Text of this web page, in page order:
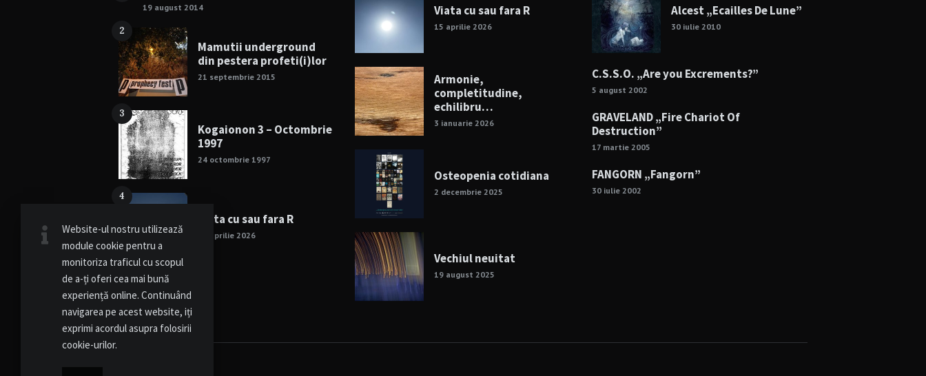
19 august 2014
2
Mamutii underground
din pestera profeti(i)lor
21 septembrie 2015
3
Kogaionon 3 – Octombrie
1997
24 octombrie 1997
4
Viata cu sau fara R
15 aprilie 2026
Viata cu sau fara R
15 aprilie 2026
Armonie,
completitudine,
echilibru…
3 ianuarie 2026
Osteopenia cotidiana
2 decembrie 2025
Vechiul neuitat
19 august 2025
Alcest „Ecailles De Lune”
30 iulie 2010
C.S.S.O. „Are you Excrements?”
5 august 2002
GRAVELAND „Fire Chariot Of
Destruction”
17 martie 2005
FANGORN „Fangorn”
30 iulie 2002
Website-ul nostru utilizează
module cookie pentru a
monitoriza traficul cu scopul
de a-ți oferi cea mai bună
experiență online. Continuând
navigarea pe acest website, iți
exprimi acordul asupra folosirii
cookie-urilor.